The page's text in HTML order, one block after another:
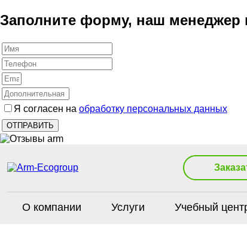
Заполните форму, наш менеджер
Я согласен на обработку персональных данных
О компании Услуги Учебный